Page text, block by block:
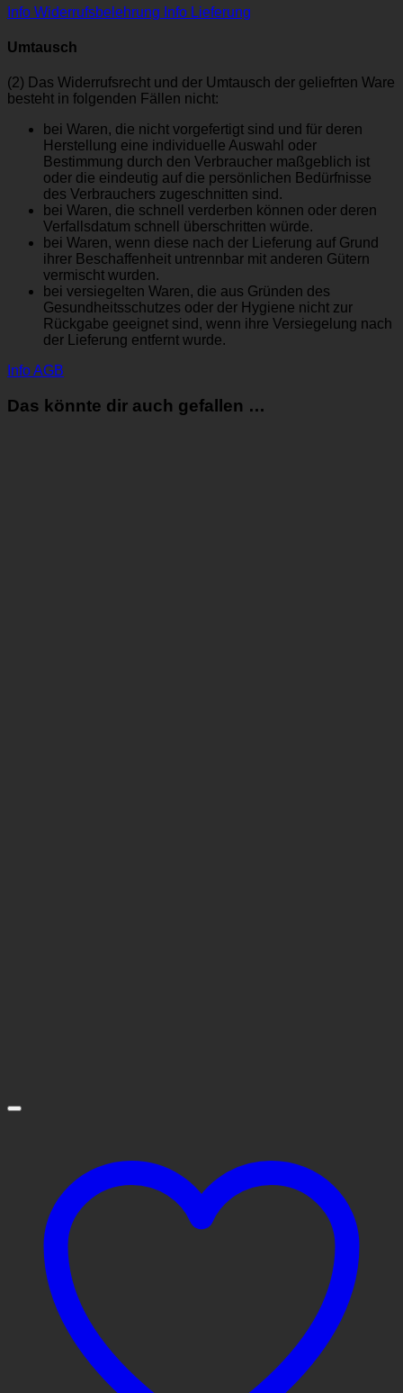
Info Widerrufsbelehrung Info Lieferung
Umtausch
(2) Das Widerrufsrecht und der Umtausch der geliefrten Ware
besteht in folgenden Fällen nicht:
bei Waren, die nicht vorgefertigt sind und für deren
Herstellung eine individuelle Auswahl oder
Bestimmung durch den Verbraucher maßgeblich ist
oder die eindeutig auf die persönlichen Bedürfnisse
des Verbrauchers zugeschnitten sind.
bei Waren, die schnell verderben können oder deren
Verfallsdatum schnell überschritten würde.
bei Waren, wenn diese nach der Lieferung auf Grund
ihrer Beschaffenheit untrennbar mit anderen Gütern
vermischt wurden.
bei versiegelten Waren, die aus Gründen des
Gesundheitsschutzes oder der Hygiene nicht zur
Rückgabe geeignet sind, wenn ihre Versiegelung nach
der Lieferung entfernt wurde.
Info AGB
Das könnte dir auch gefallen …